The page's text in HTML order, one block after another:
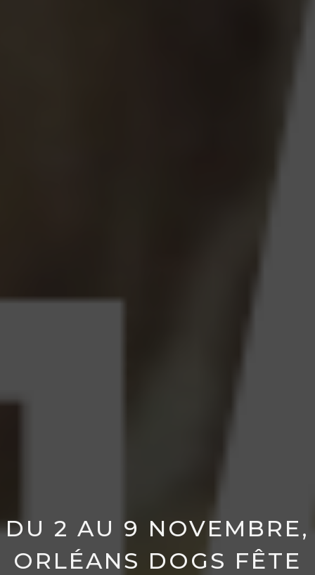
DU 2 AU 9 NOVEMBRE,
ORLÉANS DOGS FÊTE